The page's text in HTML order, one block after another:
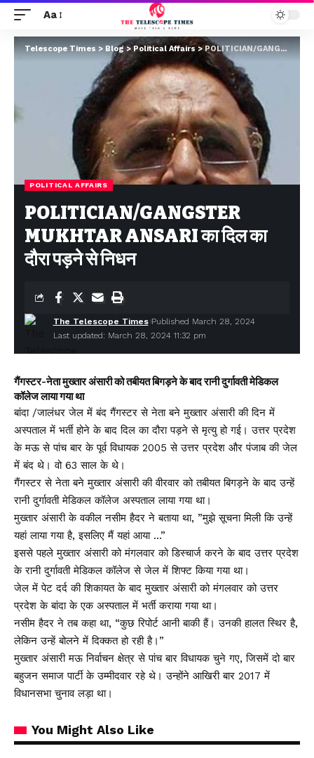
Aa
Telescope Times > Blog> Political Affairs> POLITICIAN/GANGSTER MUKHTAR ANSARI का दिल का दौरा पड़ने से निधन
POLITICAL AFFAIRS
POLITICIAN/GANGSTER
MUKHTAR ANSARI का दिल का
दौरा पड़ने से निधन
Last updated: March 28, 2024 11:32 pm
The Telescope Times Published March 28, 2024
गैंगस्टर-नेता मुख्तार अंसारी को तबीयत बिगड़ने के बाद रानी दुर्गावती मेडिकल
कॉलेज लाया गया था
बांदा /जालंधर जेल में बंद गैंगस्टर से नेता बने मुख्तार अंसारी की दिन में
अस्पताल में भर्ती होने के बाद दिल का दौरा पड़ने से मृत्यु हो गई। उत्तर प्रदेश
के मऊ से पांच बार के पूर्व विधायक 2005 से उत्तर प्रदेश और पंजाब की जेल
में बंद थे। वो 63 साल के थे।
गैंगस्टर से नेता बने मुख्तार अंसारी की वीरवार को तबीयत बिगड़ने के बाद उन्हें
रानी दुर्गावती मेडिकल कॉलेज अस्पताल लाया गया था।
मुख्तार अंसारी के वकील नसीम हैदर ने बताया था, ”मुझे सूचना मिली कि उन्हें
यहां लाया गया है, इसलिए मैं यहां आया …”
इससे पहले मुख्तार अंसारी को मंगलवार को डिस्चार्ज करने के बाद उत्तर प्रदेश
के रानी दुर्गावती मेडिकल कॉलेज से जेल में शिफ्ट किया गया था।
जेल में पेट दर्द की शिकायत के बाद मुख्तार अंसारी को मंगलवार को उत्तर
प्रदेश के बांदा के एक अस्पताल में भर्ती कराया गया था।
नसीम हैदर ने तब कहा था, “कुछ रिपोर्ट आनी बाकी हैं। उनकी हालत स्थिर है,
लेकिन उन्हें बोलने में दिक्कत हो रही है।”
मुख्तार अंसारी मऊ निर्वाचन क्षेत्र से पांच बार विधायक चुने गए, जिसमें दो बार
बहुजन समाज पार्टी के उम्मीदवार रहे थे। उन्होंने आखिरी बार 2017 में
विधानसभा चुनाव लड़ा था।
You Might Also Like